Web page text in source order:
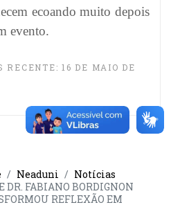
ecoando muito depois
evento.
16 DE MAIO DE
Neaduni
Notícias
DR. FABIANO BORDIGNON
REFLEXÃO EM